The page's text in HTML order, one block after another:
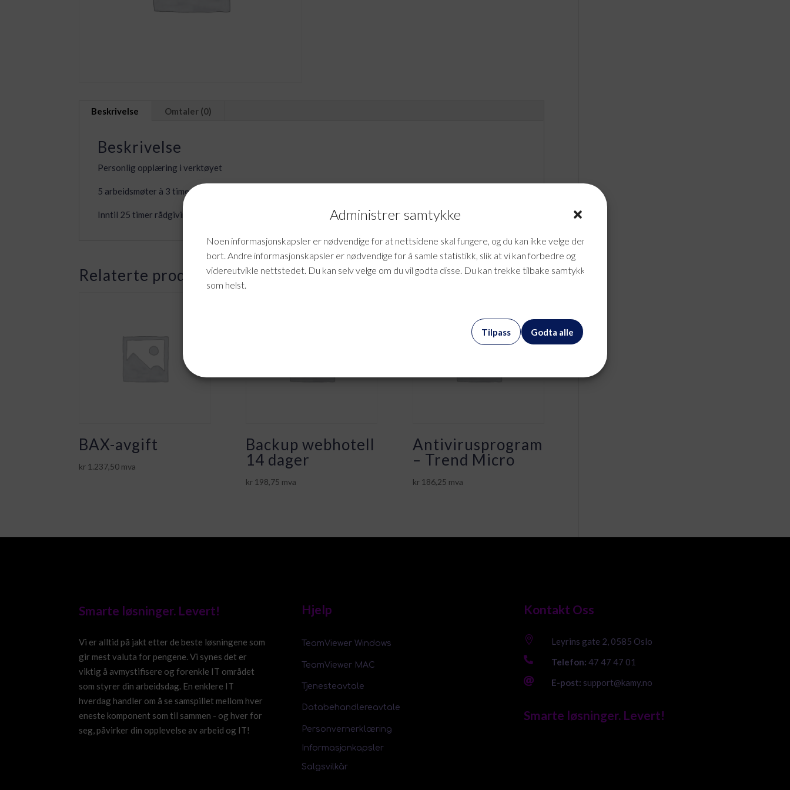
Administrer samtykke
Noen informasjonskapsler er nødvendige for at nettsidene skal fungere, og du kan ikke velge dem
bort. Andre informasjonskapsler er nødvendige for å samle statistikk, slik at vi kan forbedre og
videreutvikle nettstedet. Du kan selv velge om du vil godta disse. Du kan trekke tilbake samtykke når
som helst.
Godta alle
Tilpass
Beskrivelse Omtaler (0)
Beskrivelse
Personlig opplæring i verktøyet
5 arbeidsmøter à 3 timer
Inntil 25 timer rådgivingshjelp for bistand til ferdigstilling av dokumenter og redegjørelse
Relaterte produkter
BAX-avgift
kr 1.237,50 mva
Backup webhotell
14 dager
kr198,75 mva
Antivirusprogram
– Trend Micro
kr186,25 mva
Smarte løsninger. Levert!
Vi er alltid på jakt etter de beste løsningene som
gir mest valuta for pengene. Vi synes det er
viktig å avmystifisere og forenkle IT området
som styrer din arbeidsdag. En enklere IT
hverdag handler om å se samspillet mellom hver
eneste komponent som til sammen - og hver for
seg, påvirker din opplevelse av arbeid og IT!
Hjelp
TeamViewer Windows
TeamViewer MAC
Tjenesteavtale
Databehandlereavtale
Personvernerklæring
Informasjonkapsler
Salgsvilkår
Kontakt Oss
 Leyrins gate 2, 0585 Oslo
 Telefon: 47 47 47 01

E-post: support@kamy.no
Smarte løsninger. Levert!